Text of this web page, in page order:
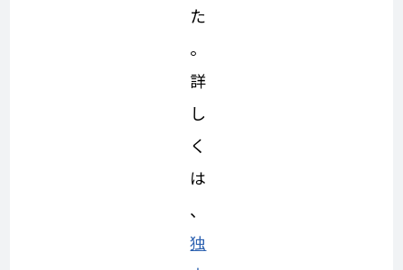
た
。
詳
し
く
は
、
独